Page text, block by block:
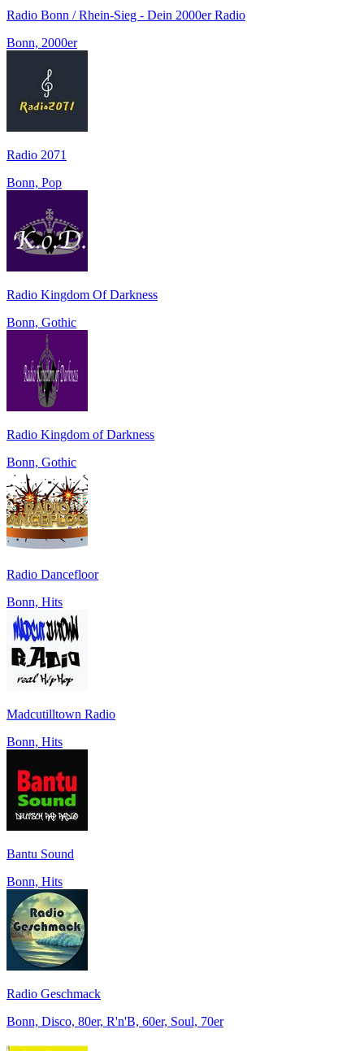
Radio Bonn / Rhein-Sieg - Dein 2000er Radio
Bonn, 2000er
Radio 2071
Bonn, Pop
Radio Kingdom Of Darkness
Bonn, Gothic
Radio Kingdom of Darkness
Bonn, Gothic
Radio Dancefloor
Bonn, Hits
Madcutilltown Radio
Bonn, Hits
Bantu Sound
Bonn, Hits
Radio Geschmack
Bonn, Disco, 80er, R'n'B, 60er, Soul, 70er